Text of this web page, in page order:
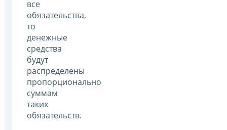
все
обязательства,
то
денежные
средства
будут
распределены
пропорционально
суммам
таких
обязательств.